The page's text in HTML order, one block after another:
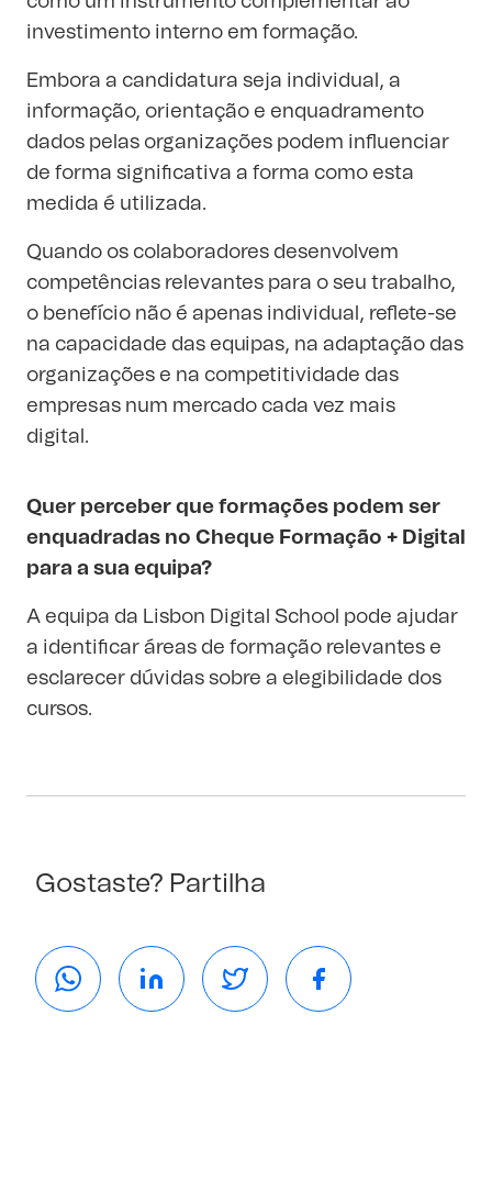
investimento interno em formação.
Embora a candidatura seja individual, a
informação, orientação e enquadramento
dados pelas organizações podem influenciar
de forma significativa a forma como esta
medida é utilizada.
Quando os colaboradores desenvolvem
competências relevantes para o seu trabalho,
o benefício não é apenas individual, reflete-se
na capacidade das equipas, na adaptação das
organizações e na competitividade das
empresas num mercado cada vez mais
digital.
Quer perceber que formações podem ser
enquadradas no Cheque Formação + Digital
para a sua equipa?
A equipa da Lisbon Digital School pode ajudar
a identificar áreas de formação relevantes e
esclarecer dúvidas sobre a elegibilidade dos
cursos.
Gostaste? Partilha